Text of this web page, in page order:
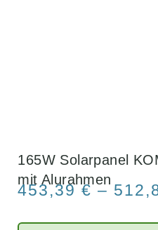
165W Solarpanel
mit Alurahmen
453,39€–